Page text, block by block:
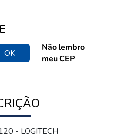
OK
Não lembro
meu CEP
- LOGITECH